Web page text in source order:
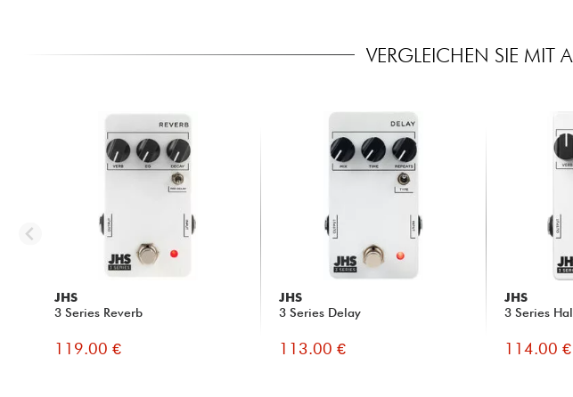
VERGLEICHEN SIE MIT
JHS
3 Series Reverb
119.00 €
JHS
3 Series Delay
113.00 €
JHS
3 Series
114.00 €